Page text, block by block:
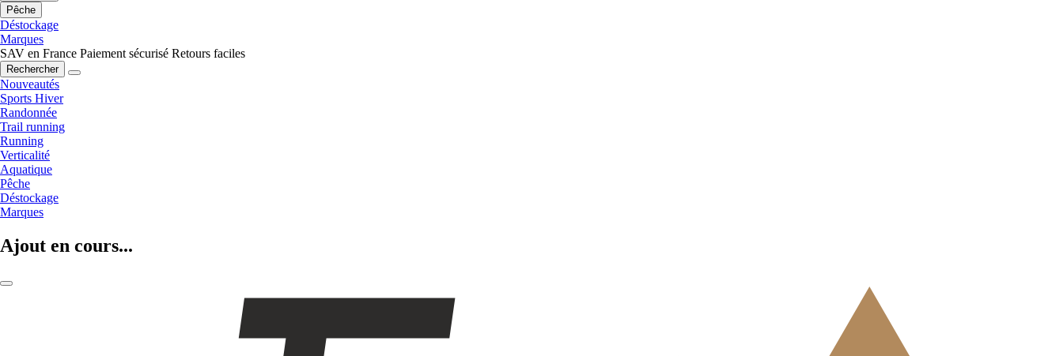
Pêche
Déstockage
Marques
SAV en France Paiement sécurisé Retours faciles
Rechercher
Nouveautés
Sports Hiver
Randonnée
Trail running
Running
Verticalité
Aquatique
Pêche
Déstockage
Marques
Ajout en cours...